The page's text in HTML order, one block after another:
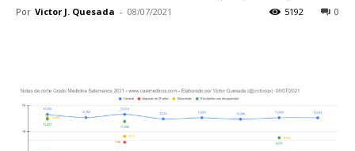
Por Victor J. Quesada - 08/07/2021 0
5192